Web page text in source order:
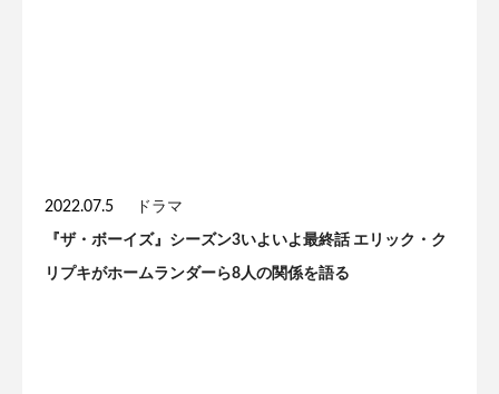
2022.07.5 ドラマ
『ザ・ボーイズ』シーズン3いよいよ最終話 エリック・ク
リプキがホームランダーら8人の関係を語る